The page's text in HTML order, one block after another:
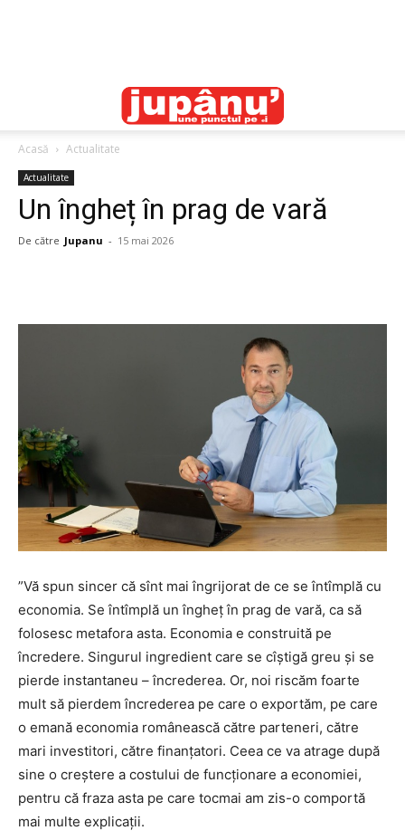
Acasă Actualitate
Actualitate
Un îngheț în prag de vară
De către Jupanu - 15 mai 2026
”Vă spun sincer că sînt mai îngrijorat de ce se întîmplă cu
economia. Se întîmplă un îngheț în prag de vară, ca să
folosesc metafora asta. Economia e construită pe
încredere. Singurul ingredient care se cîștigă greu și se
pierde instantaneu – încrederea. Or, noi riscăm foarte
mult să pierdem încrederea pe care o exportăm, pe care
o emană economia românească către parteneri, către
mari investitori, către finanțatori. Ceea ce va atrage după
sine o creștere a costului de funcționare a economiei,
pentru că fraza asta pe care tocmai am zis-o comportă
mai multe explicații.